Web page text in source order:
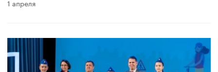
1 апреля